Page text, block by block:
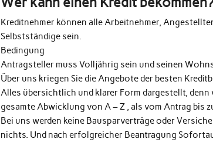
Kreditnehmer können alle Arbeitnehmer,
Selbstständige sein.
Bedingung
Antragsteller muss Volljährig sein und seinen
Über uns kriegen Sie die Angebote der besten
Alles übersichtlich und klarer Form dargestellt,
gesamte Abwicklung von A – Z , als vom Antrag bis
Bei uns werden keine Bausparverträge oder
nichts. Und nach erfolgreicher Beantragung